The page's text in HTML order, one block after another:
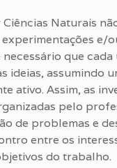
Naturais
e/
que cada
ideias, assumindo
ativo. Assim, as
pelo
de problemas e
entre os
do trabalho.